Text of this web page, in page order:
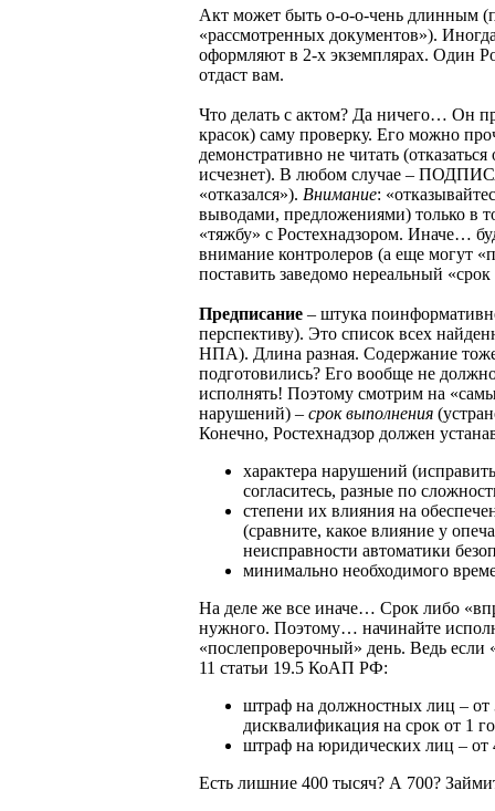
Акт может быть о-о-о-чень длинным
«рассмотренных документов»).
оформляют в 2-х экземплярах. Один
отдаст вам.
Что делать с актом? Да ничего… Он
красок) саму проверку. Его можно
демонстративно не читать
исчезнет). В любом случае –
«отказался»). Внимание:
выводами, предложениями) только в
«тяжбу» с Ростехнадзором. Иначе…
внимание контролеров (а еще могут
поставить заведомо нереальный
Предписание – штука
перспективу). Это список всех
НПА). Длина разная. Содержание
подготовились? Его вообще не
исполнять! Поэтому смотрим на
нарушений) – срок выполнения
Конечно, Ростехнадзор должен
характера нарушений
согласитесь, разные по
степени их влияния на
(сравните, какое влияние у
неисправности автоматики
минимально необходимого
На деле же все иначе… Срок либо
нужного. Поэтому… начинайте
«послепроверочный» день. Ведь
11 статьи 19.5 КоАП РФ:
штраф на должностных лиц – от
дисквалификация на срок от 1
штраф на юридических лиц – от
Есть лишние 400 тысяч? А 700?